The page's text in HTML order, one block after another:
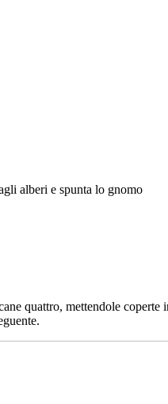
alberi e spunta lo gnomo
quattro, mettendole